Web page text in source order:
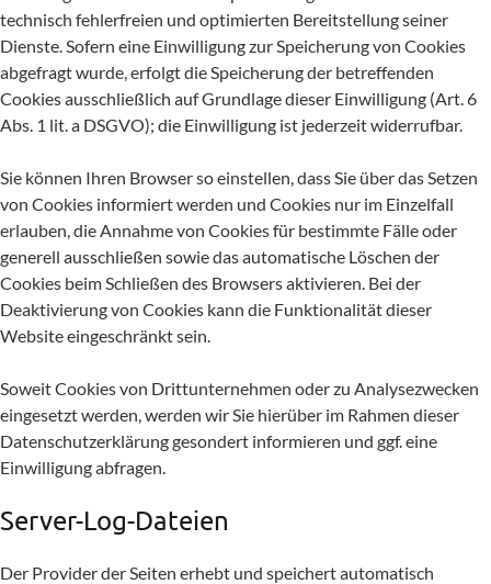
technisch fehlerfreien und optimierten Bereitstellung seiner
Dienste. Sofern eine Einwilligung zur Speicherung von Cookies
abgefragt wurde, erfolgt die Speicherung der betreffenden
Cookies ausschließlich auf Grundlage dieser Einwilligung (Art. 6
Abs. 1 lit. a DSGVO); die Einwilligung ist jederzeit widerrufbar.
Sie können Ihren Browser so einstellen, dass Sie über das Setzen
von Cookies informiert werden und Cookies nur im Einzelfall
erlauben, die Annahme von Cookies für bestimmte Fälle oder
generell ausschließen sowie das automatische Löschen der
Cookies beim Schließen des Browsers aktivieren. Bei der
Deaktivierung von Cookies kann die Funktionalität dieser
Website eingeschränkt sein.
Soweit Cookies von Drittunternehmen oder zu Analysezwecken
eingesetzt werden, werden wir Sie hierüber im Rahmen dieser
Datenschutzerklärung gesondert informieren und ggf. eine
Einwilligung abfragen.
Server-Log-Dateien
Der Provider der Seiten erhebt und speichert automatisch